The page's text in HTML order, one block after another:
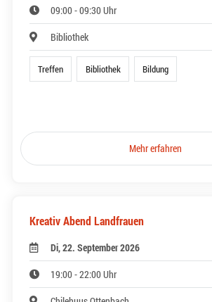
09:00 - 09:30 Uhr
Bibliothek
Treffen Bibliothek Bildung
Mehr erfahren
Kreativ Abend Landfrauen
Di, 22. September 2026
19:00 - 22:00 Uhr